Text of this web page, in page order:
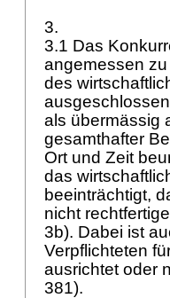
3.
3.1 Das
angemessen
des
als übermässig
gesamthafter
Ort und Zeit
das
beeinträchtigt,
nicht
3b). Dabei ist
Verpflichteten
ausrichtet oder
381).